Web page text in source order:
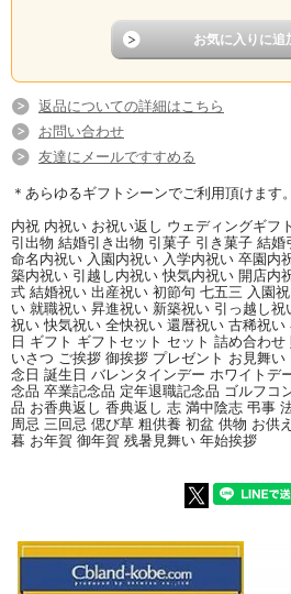
返品についての詳細はこちら
お問い合わせ
友達にメールですすめる
＊あらゆるギフトシーンでご利用頂けます。
内祝 内祝い お祝い返し ウェディングギフ
引出物 結婚引き出物 引菓子 引き菓子 結
命名内祝い 入園内祝い 入学内祝い 卒園内
築内祝い 引越し内祝い 快気内祝い 開店内
式 結婚祝い 出産祝い 初節句 七五三 入園
い 就職祝い 昇進祝い 新築祝い 引っ越し
祝い 快気祝い 全快祝い 還暦祝い 古稀祝
日 ギフト ギフトセット セット 詰め合わ
いさつ ご挨拶 御挨拶 プレゼント お見舞
念日 誕生日 バレンタインデー ホワイトデ
念品 卒業記念品 定年退職記念品 ゴルフコ
品 お香典返し 香典返し 志 満中陰志 弔事
周忌 三回忌 偲び草 粗供養 初盆 供物 お供
暮 お年賀 御年賀 残暑見舞い 年始挨拶